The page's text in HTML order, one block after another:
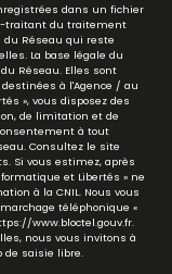
dans un fichier
traitant du traitement
du Réseau qui reste
La base légale du
Réseau. Elles sont
à l'Agence / au
», vous disposez des
de limitation et de
à tout
Consultez le site
Si vous estimez, après
et Libertés » ne
à la CNIL. Nous vous
téléphonique «
www.bloctel.gouv.fr.
nous vous invitons à
de saisie libre.